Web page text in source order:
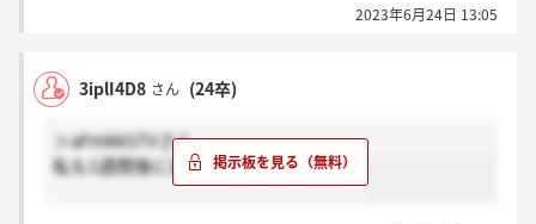
2023年6月24日 13:05
3iplI4D8 さん (24卒)
＞aFmkkSTVさん
私も1週間後に連絡すると言われました